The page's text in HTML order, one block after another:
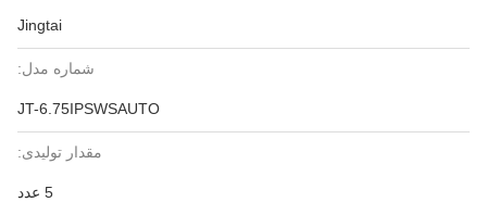
Jingtai
شماره مدل:
JT-6.75IPSWSAUTO
مقدار تولیدی:
5 عدد